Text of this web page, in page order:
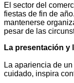
El sector del
fiestas de fin de
mantenerse
pesar de las
La presentación y
La apariencia de
cuidado, inspira